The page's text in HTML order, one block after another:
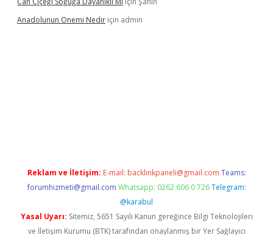
Anadolunun Onemi Nedir için admin
Reklam ve İletişim: E-mail: backlinkpaneli@gmail.com Teams:
forumhizmeti@gmail.com Whatsapp: 0262 606 0 726 Telegram:
@karabul
Yasal Uyarı: Sitemiz, 5651 Sayılı Kanun gereğince Bilgi Teknolojileri
ve İletişim Kurumu (BTK) tarafından onaylanmış bir Yer Sağlayıcı